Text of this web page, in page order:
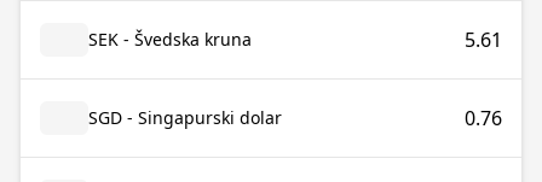
SEK - Švedska kruna 5.61
SGD - Singapurski dolar 0.76